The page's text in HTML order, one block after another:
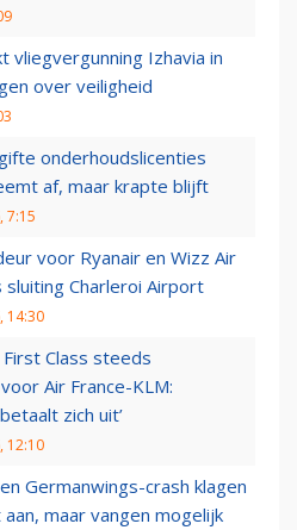
vliegvergunning Izhavia in
over veiligheid
onderhoudslicenties
af, maar krapte blijft
7:15
voor Ryanair en Wizz Air
Charleroi Airport
14:30
Class steeds
Air France-KLM:
zich uit’
12:10
Germanwings-crash klagen
maar vangen mogelijk